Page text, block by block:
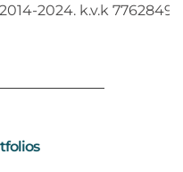
2024. k.v.k 77628497